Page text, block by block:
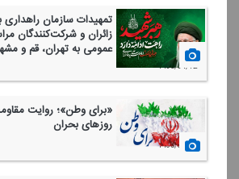
تمهیدات سازمان راهداری
زائران و شركت‌كنندگان
عمومی به تهران، قم و
1405/04/12
«برای وطن»؛ روایت
روزهای بحران
1405/02/30